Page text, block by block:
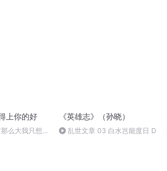
上你的好
么大我只想和
《英雄志》（孙晓）
乱世文章 03 白水岂能度日 D